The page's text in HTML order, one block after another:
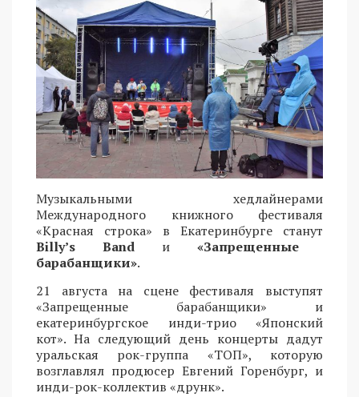
Музыкальными хедлайнерами
Международного книжного фестиваля
«Красная строка» в Екатеринбурге станут
Billy’s Band и «Запрещенные
барабанщики».
21 августа на сцене фестиваля выступят
«Запрещенные барабанщики» и
екатеринбургское инди-трио «Японский
кот». На следующий день концерты дадут
уральская рок-группа «ТОП», которую
возглавлял продюсер Евгений Горенбург, и
инди-рок-коллектив «друнк».